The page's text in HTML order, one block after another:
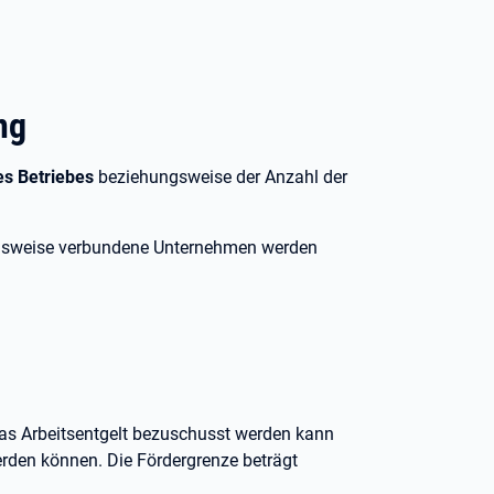
Betriebes beziehungsweise der Anzahl der
verbundene Unternehmen werden
Arbeitsentgelt bezuschusst werden kann
können. Die Fördergrenze beträgt